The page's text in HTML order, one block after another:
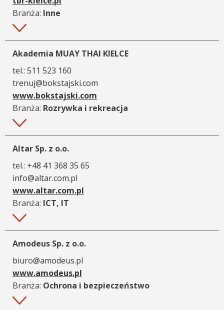
Branża: Inne
Więcej
Akademia MUAY THAI KIELCE
tel.: 511 523 160
trenuj@bokstajski.com
www.bokstajski.com
Branża: Rozrywka i rekreacja
Więcej
Altar Sp. z o.o.
tel.: +48 41 368 35 65
info@altar.com.pl
www.altar.com.pl
Branża: ICT, IT
Więcej
Amodeus Sp. z o.o.
biuro@amodeus.pl
www.amodeus.pl
Branża: Ochrona i bezpieczeństwo
Więcej